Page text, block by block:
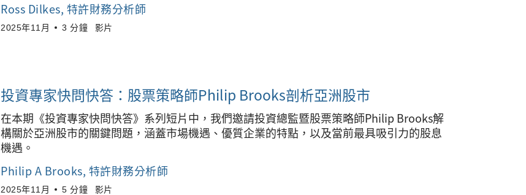
Ross Dilkes, 特許財務分析師
2025年11月 3 分鐘 影片
投資專家快問快答：股票策略師Philip Brooks剖析亞洲股市
在本期《投資專家快問快答》系列短片中，我們邀請投資總監暨股票策略師Philip Brooks解
構關於亞洲股市的關鍵問題，涵蓋市場機遇、優質企業的特點，以及當前最具吸引力的股息
機遇。
Philip A Brooks, 特許財務分析師
2025年11月 5 分鐘 影片